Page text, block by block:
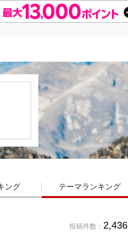
ング テーマランキング
投稿件数： 2,436